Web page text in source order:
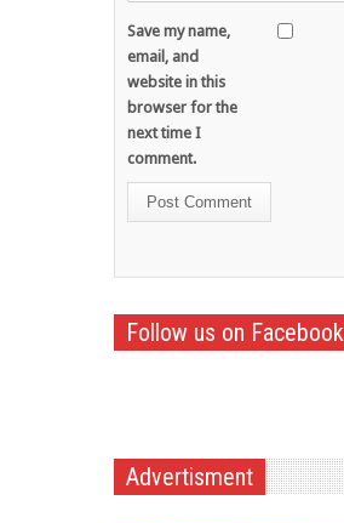
Save my name,
email, and
website in this
browser for the
next time I
comment.
Follow us on Facebook
Advertisment